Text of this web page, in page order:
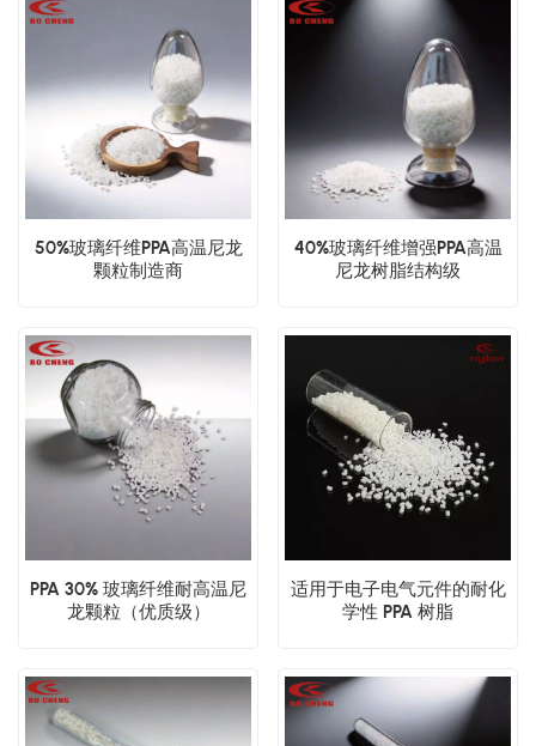
50%玻璃纤维PPA高温尼龙
颗粒制造商
40%玻璃纤维增​​强PPA高温
尼龙树脂结构级
PPA 30% 玻璃纤维耐高温尼
龙颗粒（优质级）
适用于电子电气元件的耐化
学性 PPA 树脂